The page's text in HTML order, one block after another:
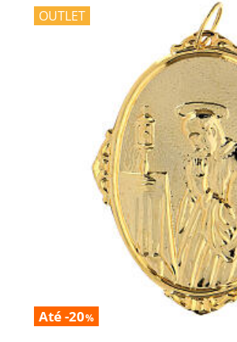
OUTLET
Até -20%